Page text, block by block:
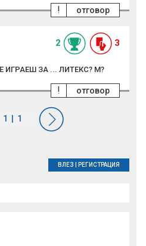
отговор
!
2 3
ИГРАЕШ ЗА ... ЛИТЕКС? М?
отговор
!
ВЛЕЗ РЕГИСТРАЦИЯ